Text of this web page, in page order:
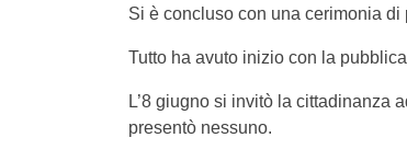
Si è concluso con una cerimonia di
Tutto ha avuto inizio con la
L’8 giugno si invitò la cittadinanza
presentò nessuno.